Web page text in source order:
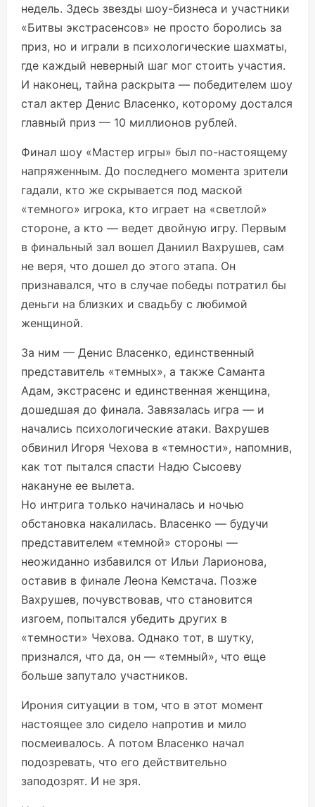
недель. Здесь звезды шоу-бизнеса и участники
«Битвы экстрасенсов» не просто боролись за
приз, но и играли в психологические шахматы,
где каждый неверный шаг мог стоить участия.
И наконец, тайна раскрыта — победителем шоу
стал актер Денис Власенко, которому достался
главный приз — 10 миллионов рублей.
Финал шоу «Мастер игры» был по-настоящему
напряженным. До последнего момента зрители
гадали, кто же скрывается под маской
«темного» игрока, кто играет на «светлой»
стороне, а кто — ведет двойную игру. Первым
в финальный зал вошел Даниил Вахрушев, сам
не веря, что дошел до этого этапа. Он
признавался, что в случае победы потратил бы
деньги на близких и свадьбу с любимой
женщиной.
За ним — Денис Власенко, единственный
представитель «темных», а также Саманта
Адам, экстрасенс и единственная женщина,
дошедшая до финала. Завязалась игра — и
начались психологические атаки. Вахрушев
обвинил Игоря Чехова в «темности», напомнив,
как тот пытался спасти Надю Сысоеву
накануне ее вылета.
Но интрига только начиналась и ночью
обстановка накалилась. Власенко — будучи
представителем «темной» стороны —
неожиданно избавился от Ильи Ларионова,
оставив в финале Леона Кемстача. Позже
Вахрушев, почувствовав, что становится
изгоем, попытался убедить других в
«темности» Чехова. Однако тот, в шутку,
признался, что да, он — «темный», что еще
больше запутало участников.
Ирония ситуации в том, что в этот момент
настоящее зло сидело напротив и мило
посмеивалось. А потом Власенко начал
подозревать, что его действительно
заподозрят. И не зря.